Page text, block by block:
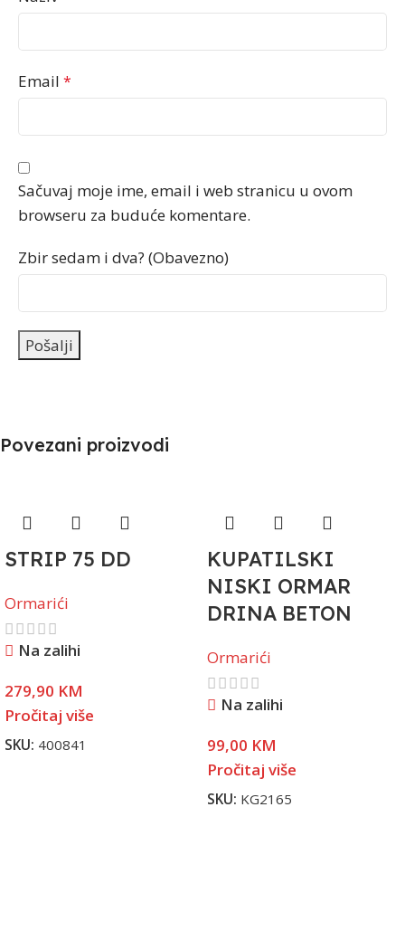
Email *
Sačuvaj moje ime, email i web stranicu u ovom
browseru za buduće komentare.
Zbir sedam i dva? (Obavezno)
Povezani proizvodi
STRIP 75 DD
Ormarići
Na zalihi
279,90 KM
Pročitaj više
SKU: 400841
KUPATILSKI
NISKI ORMAR
DRINA BETON
Ormarići
Na zalihi
99,00 KM
Pročitaj više
SKU: KG2165